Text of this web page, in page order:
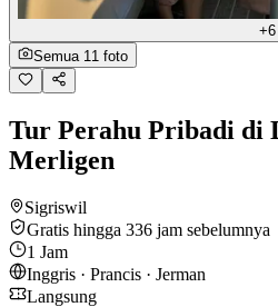
+6
Semua 11 foto
Tur Perahu Pribadi di
Merligen
Sigriswil
Gratis hingga 336 jam sebelumnya
1 Jam
Inggris · Prancis · Jerman
Langsung